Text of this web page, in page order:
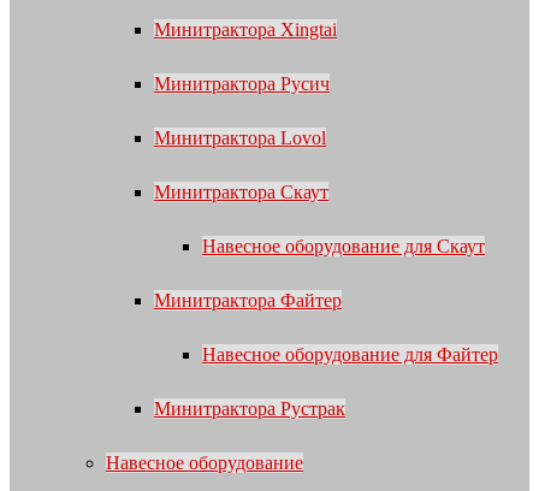
Минитрактора Xingtai
Минитрактора Русич
Минитрактора Lovol
Минитрактора Скаут
Навесное оборудование для Скаут
Минитрактора Файтер
Навесное оборудование для Файтер
Минитрактора Рустрак
Навесное оборудование